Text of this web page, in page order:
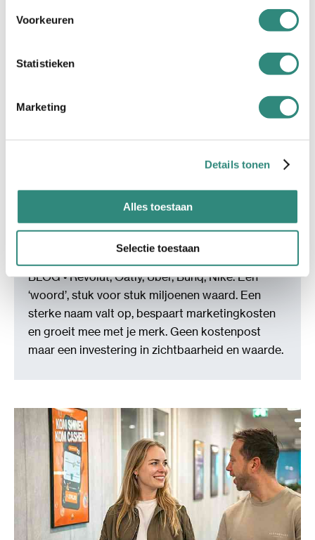
Voorkeuren
Statistieken
Marketing
Details tonen
Alles toestaan
Selectie toestaan
Wat een naam écht met je merk
BLOG • Revolut, Oatly, Uber, Bunq, Nike. Eén
‘woord’, stuk voor stuk miljoenen waard. Een
sterke naam valt op, bespaart marketingkosten
en groeit mee met je merk. Geen kostenpost
maar een investering in zichtbaarheid en waarde.